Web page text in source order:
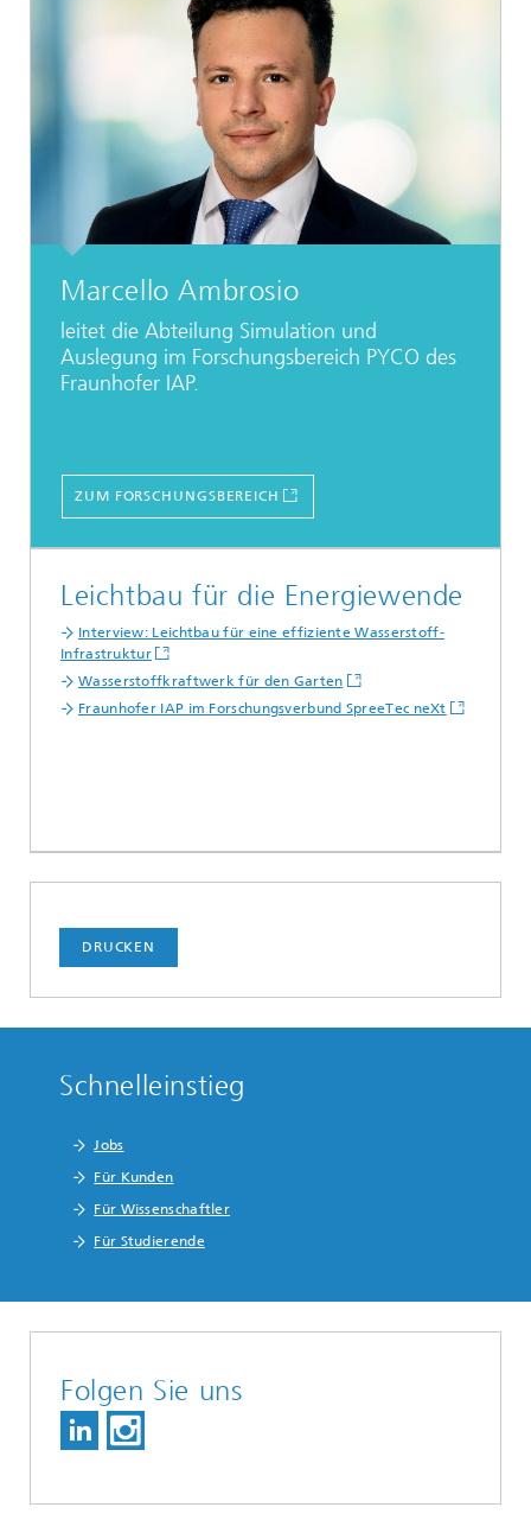
Marcello Ambrosio
leitet die Abteilung Simulation und
Auslegung im Forschungsbereich PYCO des
Fraunhofer IAP.
ZUM FORSCHUNGSBEREICH
Leichtbau für die Energiewende
Interview: Leichtbau für eine effiziente Wasserstoff-
Infrastruktur
Wasserstoffkraftwerk für den Garten
Fraunhofer IAP im Forschungsverbund SpreeTec neXt
DRUCKEN
Schnelleinstieg
Jobs
Für Kunden
Für Wissenschaftler
Für Studierende
Folgen Sie uns